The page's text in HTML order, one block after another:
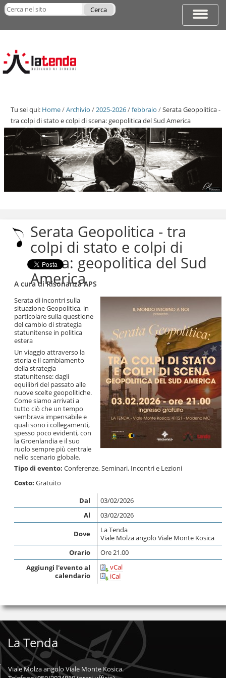
Salta
ai
|
navigazione
Espandi
di
Cerca nel sito
avanzata…
Tu sei qui: Home/Archivio /2025-2026/febbraio /Serata Geopolitica -
tra colpi di stato e colpi di scena: geopolitica del Sud America
Salta
navigazione
Serata Geopolitica - tra
colpi di stato e colpi di
scena: geopolitica del Sud
America
A cura di Risonanza APS
Serata di incontri sulla
situazione Geopolitica, in
particolare sulla questione
del cambio di strategia
statunitensein politica
estera
Un viaggio attraverso la
storia e il cambiamento
della strategia
statunitense: dagli
equilibri del passato alle
nuove scelte geopolitiche.
Come siamo arrivati a
tutto ciò che un tempo
sembrava impensabile e
quali sono i collegamenti,
spesso poco evidenti, con
la Groenlandia e il suo
ruolo sempre più centrale
nello scenario globale.
Tipo di evento: Conferenze, Seminari, Incontri e Lezioni
Costo: Gratuito
Dal
03/02/2026
Al
03/02/2026
Dove
La Tenda
Viale Molza angolo Viale Monte Kosica
Orario
Ore 21.00
Aggiungi l'evento al
calendario
vCal
iCal
La Tenda
Viale Molza angolo Viale Monte Kosica.